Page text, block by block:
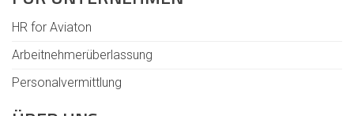
HR for Aviaton
Arbeitnehmerüberlassung
Personalvermittlung